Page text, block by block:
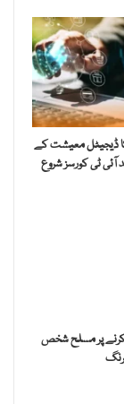
ڈیجیٹل معیشت کے
آئی ٹی کورسز شروع
کرنے پر مسلح شخص